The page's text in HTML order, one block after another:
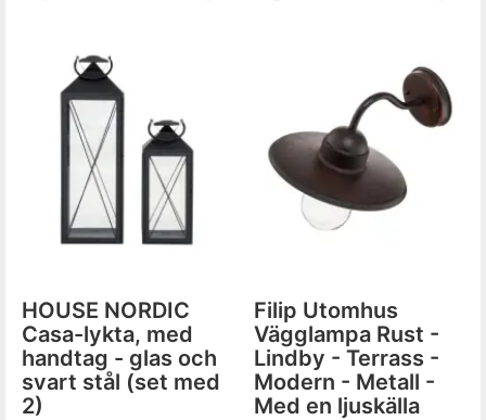
HOUSE NORDIC
Casa-lykta, med
handtag - glas och
svart stål (set med
2)
Filip Utomhus
Vägglampa Rust -
Lindby - Terrass -
Modern - Metall -
Med en ljuskälla